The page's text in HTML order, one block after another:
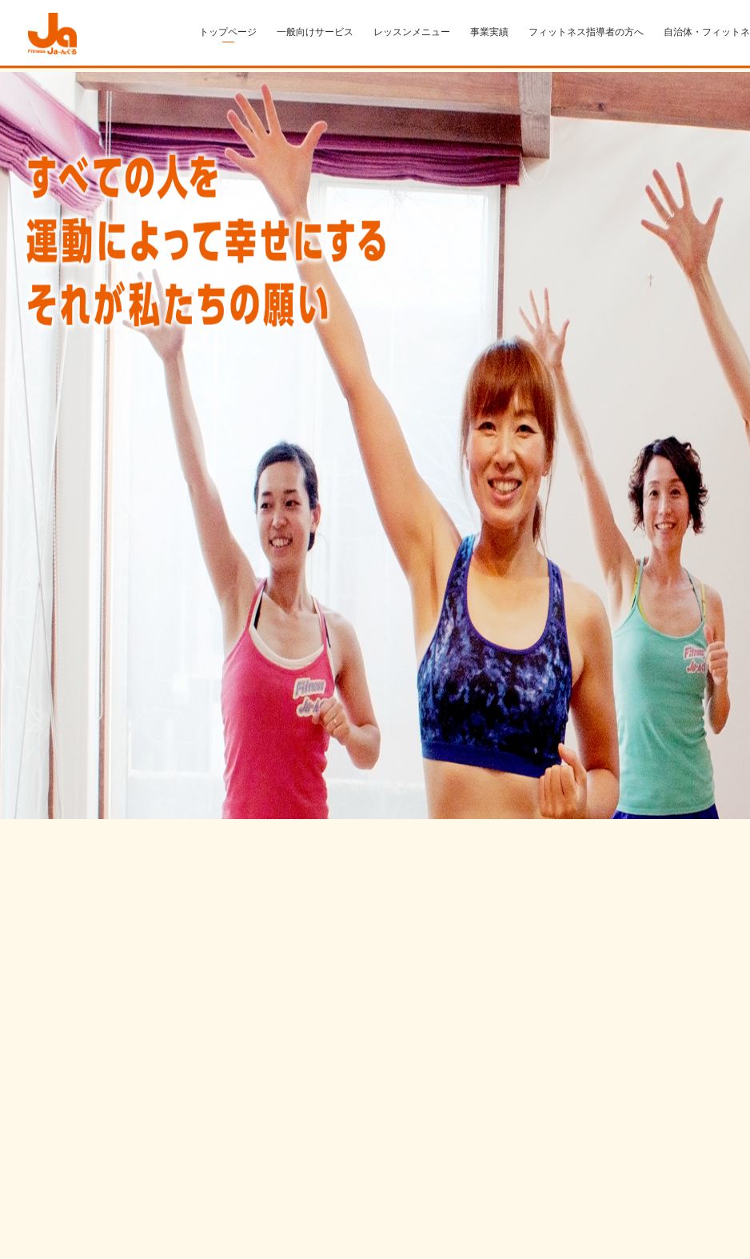
トップページ 一般向けサービス レッスンメニュー 事業実績 フィットネス指導者の方へ 自治体・フィット